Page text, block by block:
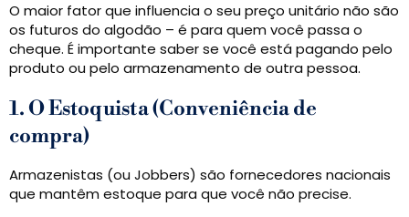
O maior fator que influencia o seu preço unitário não são
os futuros do algodão – é para quem você passa o
cheque. É importante saber se você está pagando pelo
produto ou pelo armazenamento de outra pessoa.
1. O Estoquista (Conveniência de
compra)
Armazenistas (ou Jobbers) são fornecedores nacionais
que mantêm estoque para que você não precise.